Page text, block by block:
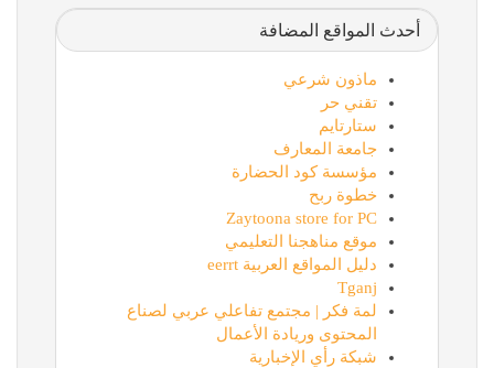
أحدث المواقع المضافة
ماذون شرعي
تقني حر
ستارتايم
جامعة المعارف
مؤسسة كود الحضارة
خطوة ربح
Zaytoona store for PC
موقع مناهجنا التعليمي
دليل المواقع العربية eerrt
Tganj
لمة فكر | مجتمع تفاعلي عربي لصناع
المحتوى وريادة الأعمال
شبكة رأي الإخبارية